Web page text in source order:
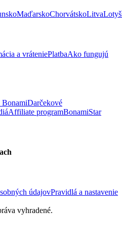
MaďarskoChorvátskoLitva
a vráteniePlatbaAko fungujú
BonamiDarčekové
Affiliate programBonamiStar
údajovPravidlá a nastavenie
vyhradené.